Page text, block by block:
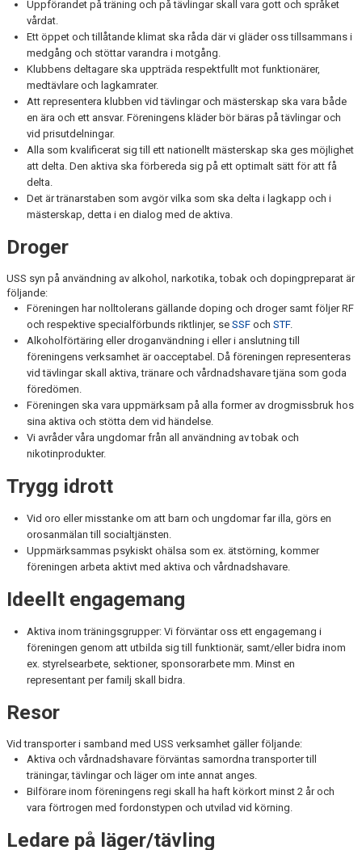
Uppförandet på träning och på tävlingar skall vara gott och språket
vårdat.
Ett öppet och tillåtande klimat ska råda där vi gläder oss tillsammans i
medgång och stöttar varandra i motgång.
Klubbens deltagare ska uppträda respektfullt mot funktionärer,
medtävlare och lagkamrater.
Att representera klubben vid tävlingar och mästerskap ska vara både
en ära och ett ansvar. Föreningens kläder bör bäras på tävlingar och
vid prisutdelningar.
Alla som kvalificerat sig till ett nationellt mästerskap ska ges möjlighet
att delta. Den aktiva ska förbereda sig på ett optimalt sätt för att få
delta.
Det är tränarstaben som avgör vilka som ska delta i lagkapp och i
mästerskap, detta i en dialog med de aktiva.
Droger
USS syn på användning av alkohol, narkotika, tobak och dopingpreparat är
följande:
Föreningen har nolltolerans gällande doping och droger samt följer RF
och respektive specialförbunds riktlinjer, se SSF och STF.
Alkoholförtäring eller droganvändning i eller i anslutning till
föreningens verksamhet är oacceptabel. Då föreningen representeras
vid tävlingar skall aktiva, tränare och vårdnadshavare tjäna som goda
föredömen.
Föreningen ska vara uppmärksam på alla former av drogmissbruk hos
sina aktiva och stötta dem vid händelse.
Vi avråder våra ungdomar från all användning av tobak och
nikotinprodukter.
Trygg idrott
Vid oro eller misstanke om att barn och ungdomar far illa, görs en
orosanmälan till socialtjänsten.
Uppmärksammas psykiskt ohälsa som ex. ätstörning, kommer
föreningen arbeta aktivt med aktiva och vårdnadshavare.
Ideellt engagemang
Aktiva inom träningsgrupper: Vi förväntar oss ett engagemang i
föreningen genom att utbilda sig till funktionär, samt/eller bidra inom
ex. styrelsearbete, sektioner, sponsorarbete mm. Minst en
representant per familj skall bidra.
Resor
Vid transporter i samband med USS verksamhet gäller följande:
Aktiva och vårdnadshavare förväntas samordna transporter till
träningar, tävlingar och läger om inte annat anges.
Bilförare inom föreningens regi skall ha haft körkort minst 2 år och
vara förtrogen med fordonstypen och utvilad vid körning.
Ledare på läger/tävling